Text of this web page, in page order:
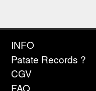
INFO
Patate Records ?
CGV
FAQ